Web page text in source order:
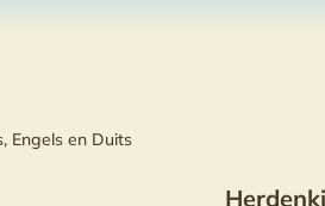
Engels en Duits